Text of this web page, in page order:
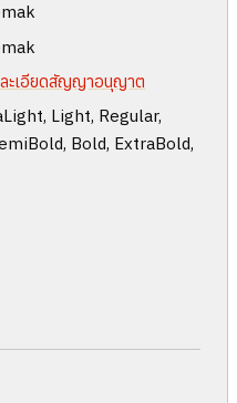
ะเอียดสัญญาอนุญาต
Light, Regular,
Bold, ExtraBold,